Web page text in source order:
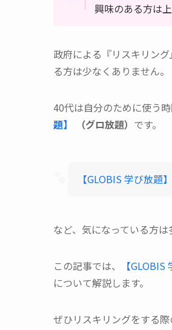
興味のある方は
政府による『リスキリン
る方は少なくありません。
40代は自分のために使う
題】
（グロ放題） です。
【GLOBIS 学び放題】
など、気になっている方は
この記事では、 【GLOBIS
について解説します。
ぜひリスキリングをする